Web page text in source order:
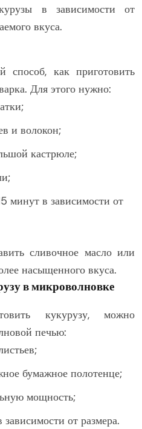
в зависимости от
вкуса.
способ, как приготовить
Для этого нужно:
и волокон;
кастрюле;
минут в зависимости от
сливочное масло или
насыщенного вкуса.
в микроволновке
кукурузу, можно
печью:
бумажное полотенце;
мощность;
от размера.